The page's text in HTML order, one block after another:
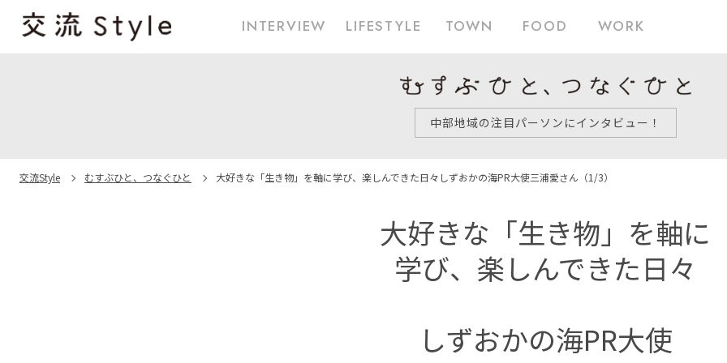
INTERVIEW LIFESTYLE TOWN FOOD WORK
中部地域の注目パーソンにインタビュー！
交流Style むすぶひと、つなぐひと 大好きな「生き物」を軸に学び、楽しんできた日々 しずおかの海PR大使三浦愛さん （1/3）
大好きな「生き物」を軸に
学び、楽しんできた日々
しずおかの海PR大使